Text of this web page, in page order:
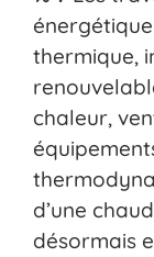
thermique,
chaleur,
d’une
désormais